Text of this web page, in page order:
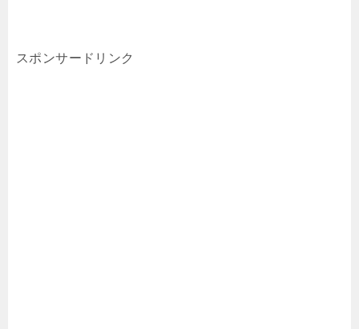
スポンサードリンク